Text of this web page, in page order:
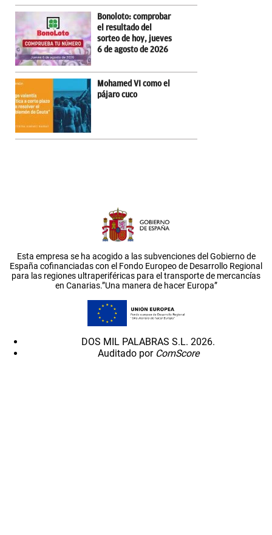
Bonoloto: comprobar
el resultado del
sorteo de hoy, jueves
6 de agosto de 2026
Mohamed VI como el
pájaro cuco
Esta empresa se ha acogido a las subvenciones del Gobierno de
España cofinanciadas con el Fondo Europeo de Desarrollo Regional
para las regiones ultraperiféricas para el transporte de mercancías
en Canarias.”Una manera de hacer Europa”
DOS MIL PALABRAS S.L. 2026.
Auditado por ComScore